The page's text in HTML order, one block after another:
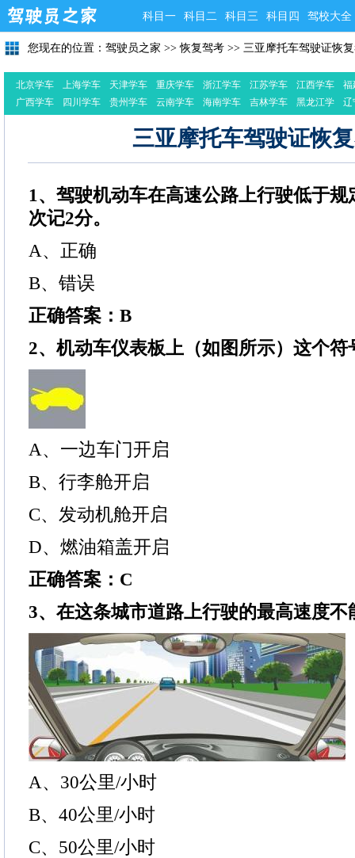
科目一 科目二 科目三 科目四 驾校大全
您现在的位置： 驾驶员之家 >>恢复驾考 >> 三亚摩托车驾驶证恢
北京学车 上海学车 天津学车 重庆学车 浙江学车 江苏学车 江西学车
福
广西学车
四川学车 贵州学车 云南学车 海南学车 吉林学车
黑龙江学
辽
三亚摩托车驾驶证恢
1、驾驶机动车在高速公路上行驶低于
次记2分。
A、正确
B、错误
正确答案：B
2、机动车仪表板上（如图所示）这个符
A、一边车门开启
B、行李舱开启
C、发动机舱开启
D、燃油箱盖开启
正确答案：C
3、在这条城市道路上行驶的最高速度不
A、30公里/小时
B、40公里/小时
C、50公里/小时